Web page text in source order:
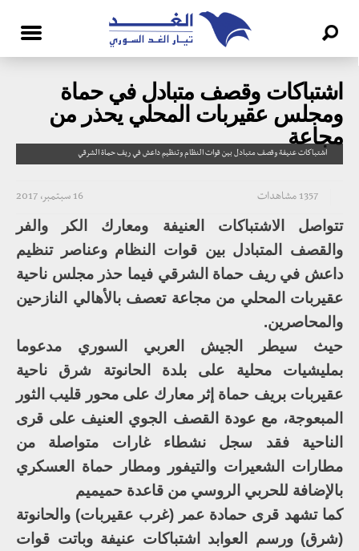
اشتباكات وقصف متبادل في حماة
ومجلس عقيربات المحلي يحذر من
مجاعة
اشتباكات عنيفة وقصف متبادل بين قوات النظام وتنظيم داعش في ريف حماة الشرقي
16 سبتمبر، 2017 1357 مشاهدات
تتواصل الاشتباكات العنيفة ومعارك الكر والفر
والقصف المتبادل بين قوات النظام وعناصر تنظيم
داعش في ريف حماة الشرقي فيما حذر مجلس ناحية
عقيربات المحلي من مجاعة تعصف بالأهالي النازحين
والمحاصرين.
حيث سيطر الجيش العربي السوري مدعوما
بمليشيات محلية على بلدة الحانوتة شرق ناحية
عقيربات بريف حماة إثر معارك على محور قليب الثور
المبعوجة، مع عودة القصف الجوي العنيف على قرى
الناحية فقد سجل نشطاء غارات متواصلة من
مطارات الشعيرات والتيفور ومطار حماة العسكري
بالإضافة للحربي الروسي من قاعدة حميميم
كما تشهد قرى حمادة عمر (غرب عقيربات) والحانوتة
(شرق) ورسم العوابد اشتباكات عنيفة وباتت قوات